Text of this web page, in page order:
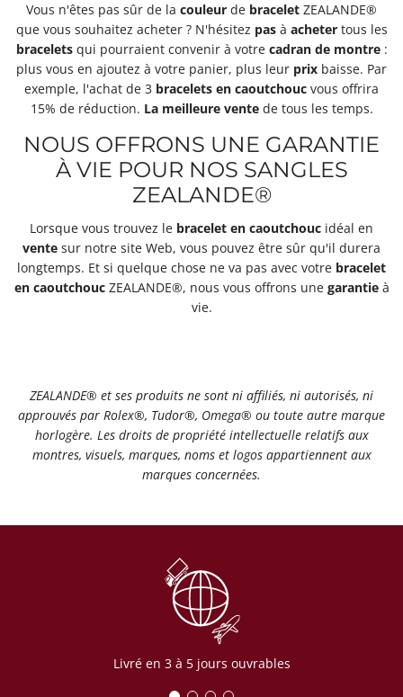
Vous n'êtes pas sûr de la couleur de bracelet ZEALANDE®
que vous souhaitez acheter ? N'hésitez pasà achetertous les
braceletsqui pourraient convenir à votre cadran de montre:
plus vous en ajoutez à votre panier, plus leur prix baisse. Par
exemple, l'achat de 3 bracelets en caoutchouc vous offrira
15% de réduction. La meilleure ventede tous les temps.
NOUS OFFRONS UNE GARANTIE
À VIE POUR NOS SANGLES
ZEALANDE®
Lorsque vous trouvez le bracelet en caoutchouc idéal en
vente sur notre site Web, vous pouvez être sûr qu'il durera
longtemps. Et si quelque chose ne va pas avec votre bracelet
en caoutchoucZEALANDE®, nous vous offrons une garantieà
vie.
ZEALANDE® et ses produits ne sont ni affiliés, ni autorisés, ni
approuvés par Rolex®️, Tudor®️, Omega®️ ou toute autre marque
horlogère. Les droits de propriété intellectuelle relatifs aux
montres, visuels, marques, noms et logos appartiennent aux
marques concernées.
Livré en 3 à 5 jours ouvrables